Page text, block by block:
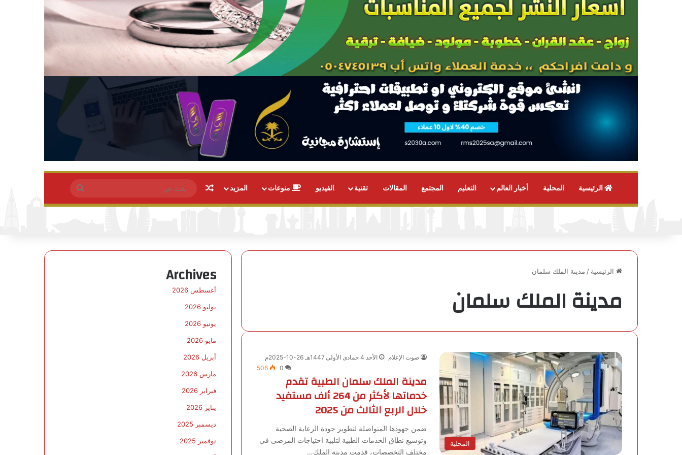
الرئيسية المحلية أخبار العالم التعليم المجتمع المقالات تقنية الفيديو منوعات المزيد مقال عشوائي
عن
الرئيسية / مدينة الملك سلمان
مدينة الملك سلمان
المحلية
صوت الإعلام
الأحد 4 جمادى الأولى 1447هـ 26-10-2025م
0
506
مدينة الملك سلمان الطبية تقدم
خدماتها لأكثر من 264 ألف مستفيد
خلال الربع الثالث من 2025
ضمن جهودها المتواصلة لتطوير جودة الرعاية الصحية
وتوسيع نطاق الخدمات الطبية لتلبية احتياجات المرضى في
مختلف التخصصات، قدمت مدينة الملك…
Archives
أغسطس 2026
يوليو 2026
يونيو 2026
مايو 2026
أبريل 2026
مارس 2026
فبراير 2026
يناير 2026
ديسمبر 2025
نوفمبر 2025